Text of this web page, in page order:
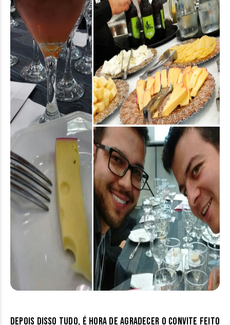
Depois disso tudo, é hora de agradecer o convite feito